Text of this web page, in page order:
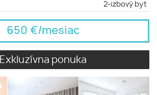
2-izbový byt
650 €/mesiac
Exkluzívna ponuka